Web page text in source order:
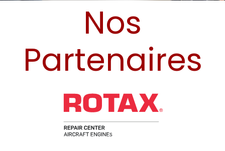
Nos
Partenaires